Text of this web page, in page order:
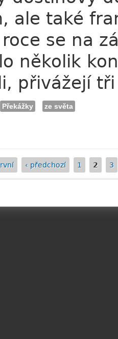
ale také
se na
několik
přivážejí
Překážky ze světa
‹ předchozí 1 2 3